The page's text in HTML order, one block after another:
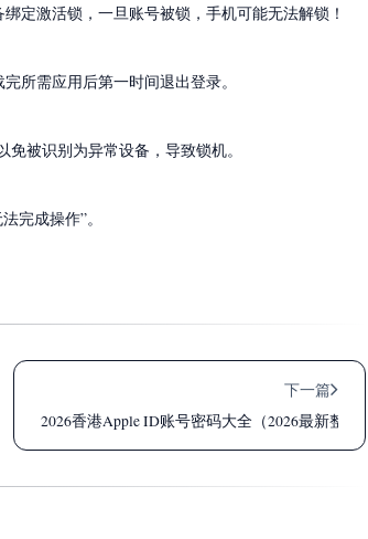
定激活锁，一旦账号被锁，手机可能无法解锁！
所需应用后第一时间退出登录。
被识别为异常设备，导致锁机。
完成操作”。
下一篇
2026香港Apple ID账号密码大全（2026最新整理）